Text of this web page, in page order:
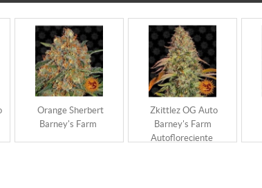
Orange Sherbert
Barney's Farm
Zkittlez OG Auto
Barney's Farm
Autofloreciente